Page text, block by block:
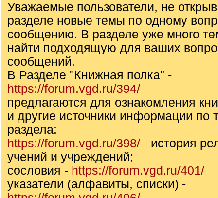
Уважаемые пользователи, не
разделе новые темы по одному
сообщению. В разделе уже много
найти подходящую для ваших
сообщений.
В Разделе "Книжная полка" -
https://forum.vgd.ru/394/
предлагаются для ознакомления
и другие источники информации по
раздела:
https://forum.vgd.ru/398/ - история
учений и учреждений;
сословия - https://forum.vgd.ru/401/
указатели (алфавиты, списки) -